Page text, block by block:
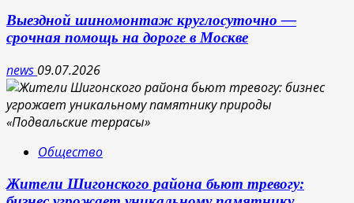
Выездной шиномонтаж круглосуточно —
срочная помощь на дороге в Москве
news 09.07.2026
Общество
Жители Шигонского района бьют тревогу: